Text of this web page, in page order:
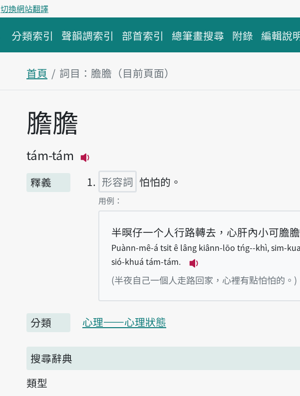
切換網站翻譯
分類索引 聲韻調索引 部首索引 總筆畫搜尋 附錄 編輯說
首頁 詞目：膽膽（目前頁面）
主內容區塊
膽膽
tám-tám
釋義
形容詞 怕怕的。
第1項釋義的
用例：
半暝仔一个人行路轉去，心肝內小可膽膽
Puànn-mê-á tsi̍t ê lâng kiânn-lōo tńg--khì, sim-
sió-khuá tám-tám.
播放例句Puànn-mê-
(半夜自己一個人走路回家，心裡有點怕怕的。)
分類 心理——心理狀態
搜尋辭典
類型